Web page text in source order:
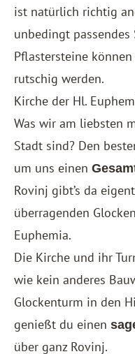
ist natürlich richtig
unbedingt passendes
Pflastersteine
rutschig werden.
Kirche der Hl.
Was wir am liebsten
Stadt sind? Den
um uns einen
Rovinj gibt’s da
überragenden
Euphemia.
Die Kirche und ihr
wie kein anderes
Glockenturm in den
genießt du einen
über ganz Rovinj.